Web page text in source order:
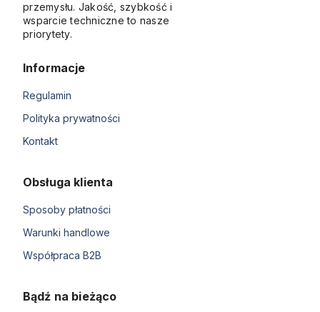
przemysłu. Jakość, szybkość i
wsparcie techniczne to nasze
priorytety.
Informacje
Regulamin
Polityka prywatności
Kontakt
Obsługa klienta
Sposoby płatności
Warunki handlowe
Współpraca B2B
Bądź na bieżąco